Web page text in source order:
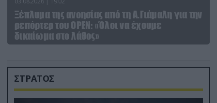
Ξέπλυμα της ανοησίας από τη Α.Γιάμαλη για την
ρεπόρτερ του ΟΡΕΝ: «Όλοι να έχουμε
δικαίωμα στο λάθος»
ΣΤΡΑΤΟΣ